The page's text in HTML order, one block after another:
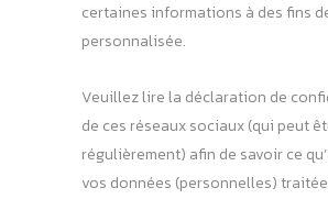
certaines informations à des fins
personnalisée.
Veuillez lire la déclaration de
de ces réseaux sociaux (qui peut
régulièrement) afin de savoir ce
vos données (personnelles)